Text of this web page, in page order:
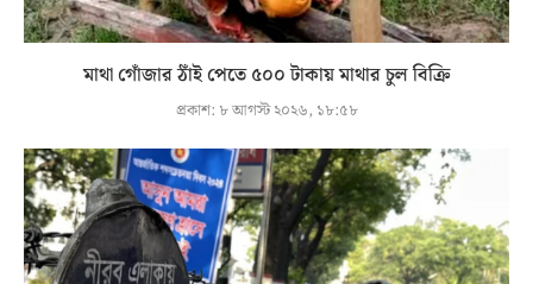
মাথা গোঁজার ঠাঁই পেতে ৫০০ টাকায় মাথার চুল বিক্রি
প্রকাশ: ৮ আগস্ট ২০২৬, ১৮:৫৮